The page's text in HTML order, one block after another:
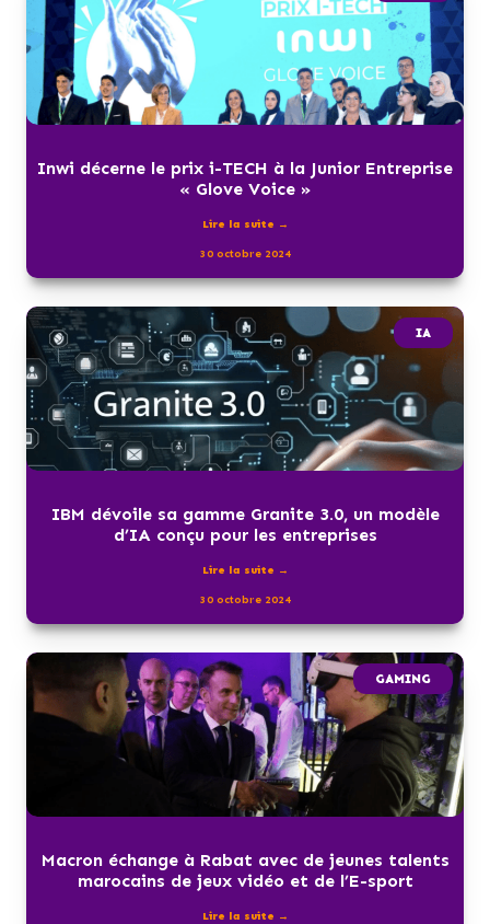
Inwi décerne le prix i-TECH à la Junior Entreprise
« Glove Voice »
Lire la suite →
30 octobre 2024
IA
IBM dévoile sa gamme Granite 3.0, un modèle
d’IA conçu pour les entreprises
Lire la suite →
30 octobre 2024
GAMING
Macron échange à Rabat avec de jeunes talents
marocains de jeux vidéo et de l’E-sport
Lire la suite →